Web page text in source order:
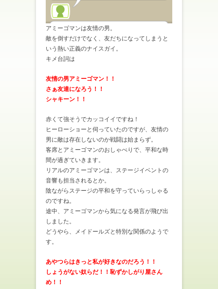
アミーゴマンは友情の男。
敵を倒すだけでなく、友だちになってしまうと
いう熱い正義のナイスガイ。
キメ台詞は
友情の男アミーゴマン！！
さぁ友達になろう！！
シャキーン！！
赤くて強そうでカッコイイですね！
ヒーローショーと伺っていたのですが、友情の
男に敵は存在しないのか戦闘は始まらず。
客席とアミーゴマンのおしゃべりで、平和な時
間が過ぎていきます。
リアルのアミーゴマンは、ステージイベントの
音響も担当されるとか。
陰ながらステージの平和を守っていらっしゃる
のですね。
途中、アミーゴマンから気になる発言が飛び出
しました。
どうやら、メイドールズと特別な関係のようで
す。
あやつらはきっと私が好きなのだろう！！
しょうがない奴らだ！！恥ずかしがり屋さん
め！！